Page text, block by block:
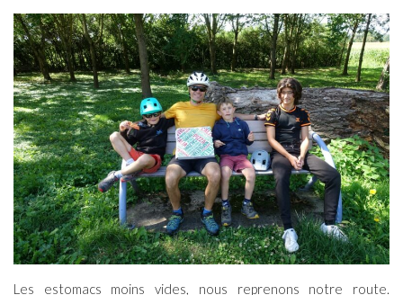
Les estomacs moins vides, nous reprenons notre route.